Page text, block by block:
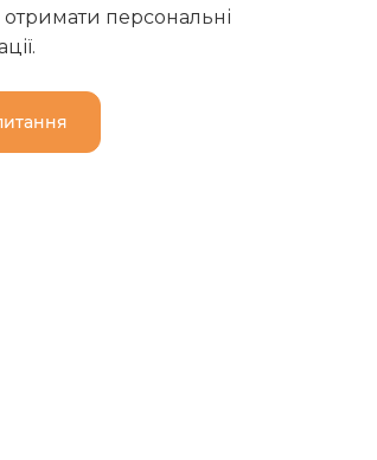
персональні